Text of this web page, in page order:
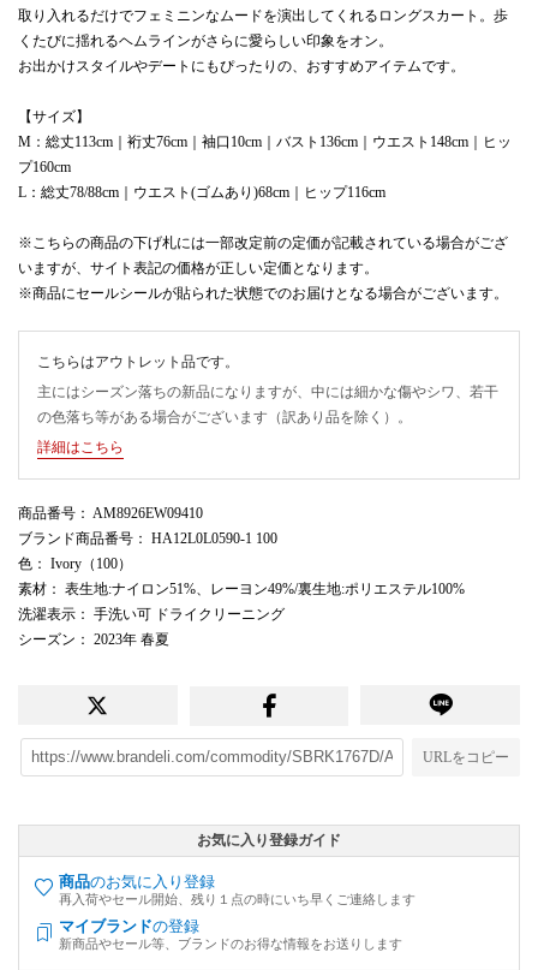
取り入れるだけでフェミニンなムードを演出してくれるロングスカート。歩
くたびに揺れるヘムラインがさらに愛らしい印象をオン。
お出かけスタイルやデートにもぴったりの、おすすめアイテムです。
【サイズ】
M：総丈113cm｜裄丈76cm｜袖口10cm｜バスト136cm｜ウエスト148cm｜ヒッ
プ160cm
L：総丈78/88cm｜ウエスト(ゴムあり)68cm｜ヒップ116cm
※こちらの商品の下げ札には一部改定前の定価が記載されている場合がござ
いますが、サイト表記の価格が正しい定価となります。
※商品にセールシールが貼られた状態でのお届けとなる場合がございます。
こちらはアウトレット品です。
主にはシーズン落ちの新品になりますが、中には細かな傷やシワ、若干
の色落ち等がある場合がございます（訳あり品を除く）。
詳細はこちら
商品番号 ： AM8926EW09410
ブランド商品番号 ： HA12L0L0590-1 100
色 ： Ivory（100）
素材 ： 表生地:ナイロン51%、レーヨン49%/裏生地:ポリエステル100%
洗濯表示 ： 手洗い可 ドライクリーニング
シーズン ： 2023年 春夏
URLをコピー
お気に入り登録ガイド
商品のお気に入り登録
再入荷やセール開始、残り１点の時にいち早くご連絡します
マイブランドの登録
新商品やセール等、ブランドのお得な情報をお送りします